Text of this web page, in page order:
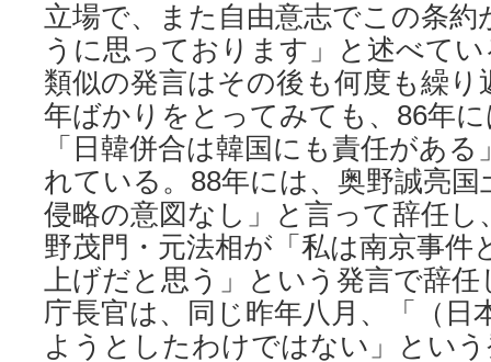
立場で、また自由意志でこの条
うに思っております」と述べてい
類似の発言はその後も何度も繰
年ばかりをとってみても、86年
「日韓併合は韓国にも責任があ
れている。88年には、奥野誠亮
侵略の意図なし」と言って辞任し
野茂門・元法相が「私は南京事件
上げだと思う」という発言で辞
庁長官は、同じ昨年八月、「（日
ようとしたわけではない」とい